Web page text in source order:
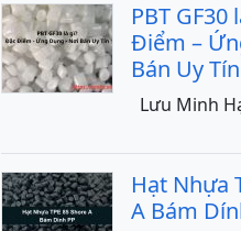
PBT GF30
Điểm –
Bán Uy Tín
Lưu Minh
Hạt Nhựa
A Bám